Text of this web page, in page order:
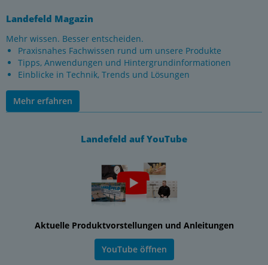
Landefeld Magazin
Mehr wissen. Besser entscheiden.
Praxisnahes Fachwissen rund um unsere Produkte
Tipps, Anwendungen und Hintergrundinformationen
Einblicke in Technik, Trends und Lösungen
Mehr erfahren
Landefeld auf YouTube
Aktuelle Produktvorstellungen und Anleitungen
YouTube öffnen